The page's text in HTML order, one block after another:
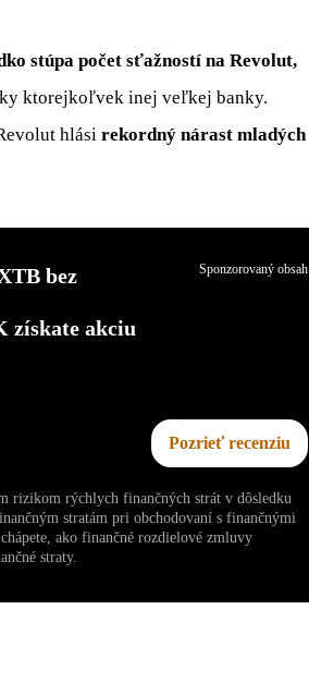
stúpa počet sťažností na Revolut,
ktorejkoľvek inej veľkej banky.
hlási rekordný nárast mladých
bez
získate akciu
Pozrieť recenziu
Sponzorovaný obsah
rizikom rýchlych finančných strát v dôsledku
stratám pri obchodovaní s finančnými
ako finančné rozdielové zmluvy
straty.